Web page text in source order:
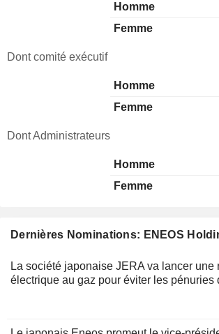
Dernières Nominations: ENEOS
La société japonaise JERA va lancer une
électrique au gaz pour éviter les pénuries
Homme
Femme
Dont comité exécutif
Homme
Femme
Dont Administrateurs
Homme
Femme